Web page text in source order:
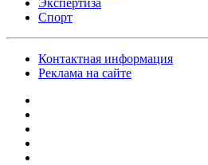
Экспертиза
Спорт
Контактная информация
Реклама на сайте